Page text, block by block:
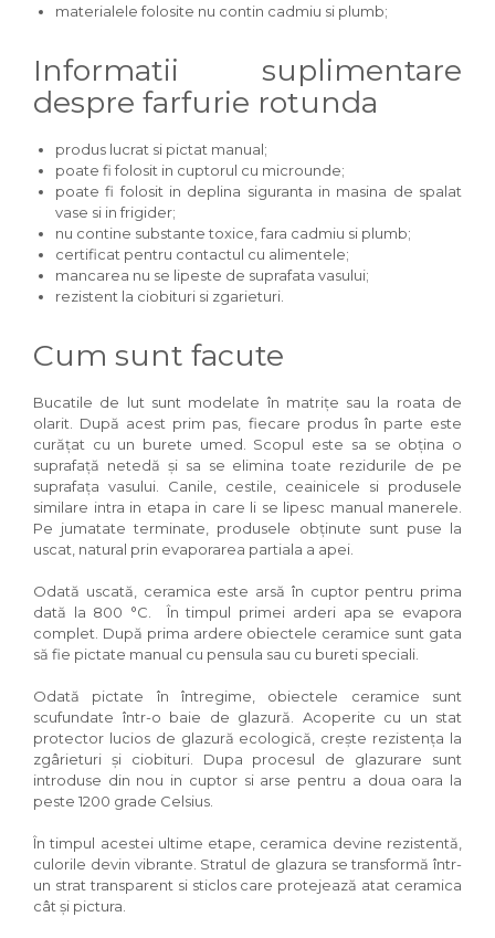
materialele folosite nu contin cadmiu si plumb;
Informatii suplimentare
despre farfurie rotunda
produs lucrat si pictat manual;
poate fi folosit in cuptorul cu microunde;
poate fi folosit in deplina siguranta in masina de spalat
vase si in frigider;
nu contine substante toxice, fara cadmiu si plumb;
certificat pentru contactul cu alimentele;
mancarea nu se lipeste de suprafata vasului;
rezistent la ciobituri si zgarieturi.
Cum sunt facute
Bucatile de lut sunt modelate în matrițe sau la roata de
olarit. După acest prim pas, fiecare produs în parte este
curățat cu un burete umed. Scopul este sa se obțina o
suprafață netedă și sa se elimina toate rezidurile de pe
suprafața vasului. Canile, cestile, ceainicele si produsele
similare intra in etapa in care li se lipesc manual manerele.
Pe jumatate terminate, produsele obținute sunt puse la
uscat, natural prin evaporarea partiala a apei.
Odată uscată, ceramica este arsă în cuptor pentru prima
dată la 800 °C. În timpul primei arderi apa se evapora
complet. După prima ardere obiectele ceramice sunt gata
să fie pictate manual cu pensula sau cu bureti speciali.
Odată pictate în întregime, obiectele ceramice sunt
scufundate într-o baie de glazură. Acoperite cu un stat
protector lucios de glazură ecologică, crește rezistența la
zgârieturi și ciobituri. Dupa procesul de glazurare sunt
introduse din nou in cuptor si arse pentru a doua oara la
peste 1200 grade Celsius.
În timpul acestei ultime etape, ceramica devine rezistentă,
culorile devin vibrante. Stratul de glazura se transformă într-
un strat transparent si sticlos care protejează atat ceramica
cât și pictura.